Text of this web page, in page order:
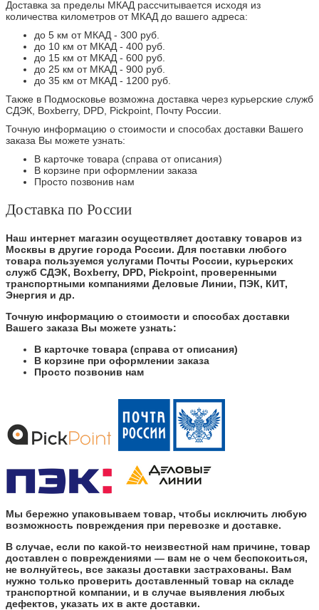
Доставка за пределы МКАД рассчитывается исходя из
количества километров от МКАД до вашего адреса:
до 5 км от МКАД - 300 руб.
до 10 км от МКАД - 400 руб.
до 15 км от МКАД - 600 руб.
до 25 км от МКАД - 900 руб.
до 35 км от МКАД - 1200 руб.
Также в Подмосковье возможна доставка через курьерские служб
СДЭК, Boxberry, DPD, Pickpoint, Почту России.
Точную информацию о стоимости и способах доставки Вашего
заказа Вы можете узнать:
В карточке товара (справа от описания)
В корзине при оформлении заказа
Просто позвонив нам
Доставка по России
Наш интернет магазин осуществляет доставку товаров из
Москвы в другие города России. Для поставки любого
товара пользуемся услугами Почты России, курьерских
служб СДЭК, Boxberry, DPD, Pickpoint, проверенными
транспортными компаниями Деловые Линии, ПЭК, КИТ,
Энергия и др.
Точную информацию о стоимости и способах доставки
Вашего заказа Вы можете узнать:
В карточке товара (справа от описания)
В корзине при оформлении заказа
Просто позвонив нам
Мы бережно упаковываем товар, чтобы исключить любую
возможность повреждения при перевозке и доставке.
В случае, если по какой-то неизвестной нам причине, товар
доставлен с повреждениями — вам не о чем беспокоиться,
не волнуйтесь, все заказы доставки застрахованы. Вам
нужно только проверить доставленный товар на складе
транспортной компании, и в случае выявления любых
дефектов, указать их в акте доставки.